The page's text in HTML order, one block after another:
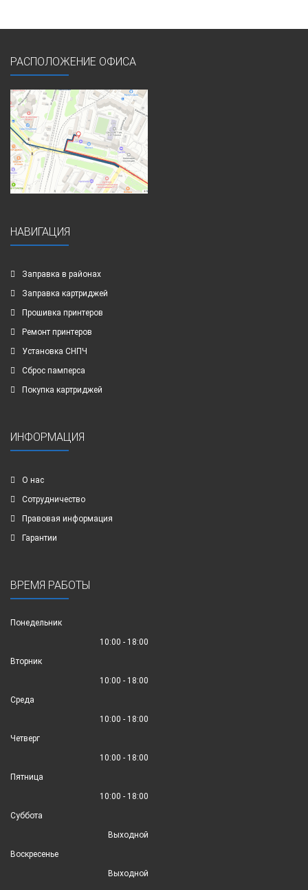
РАСПОЛОЖЕНИЕ ОФИСА
НАВИГАЦИЯ
Заправка в районах
Заправка картриджей
Прошивка принтеров
Ремонт принтеров
Установка СНПЧ
Сброс памперса
Покупка картриджей
ИНФОРМАЦИЯ
О нас
Сотрудничество
Правовая информация
Гарантии
ВРЕМЯ РАБОТЫ
Понедельник
10:00 - 18:00
Вторник
10:00 - 18:00
Среда
10:00 - 18:00
Четверг
10:00 - 18:00
Пятница
10:00 - 18:00
Суббота
Выходной
Воскресенье
Выходной